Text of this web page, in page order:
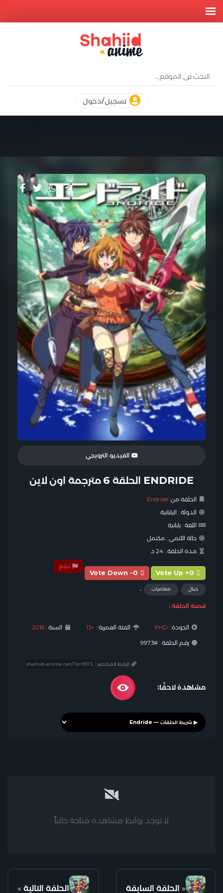
تسجيل/دخول
الفيديو الترويجي
ENDRIDE الحلقة 6 مترجمة اون لاين
الحلقة من:Endride
الدولة : اليابانية
اللغة :يابانية
حالة الأنمي :مكتمل
مدة الحلقة :24 د.
Vote Up +0
Vote Down -0
تبليغ
خيال مغامرات
قصة الحلقة :
الجودة : FHD الفئة العمرية : +13 السنة :2016
رقم الحلقة : #9973
الرابط المختصر :
مشاهدة لاحقًا:
لا توجد روابط مشاهدة متاحة حالياً
الحلقة التالية » « الحلقة السابقة